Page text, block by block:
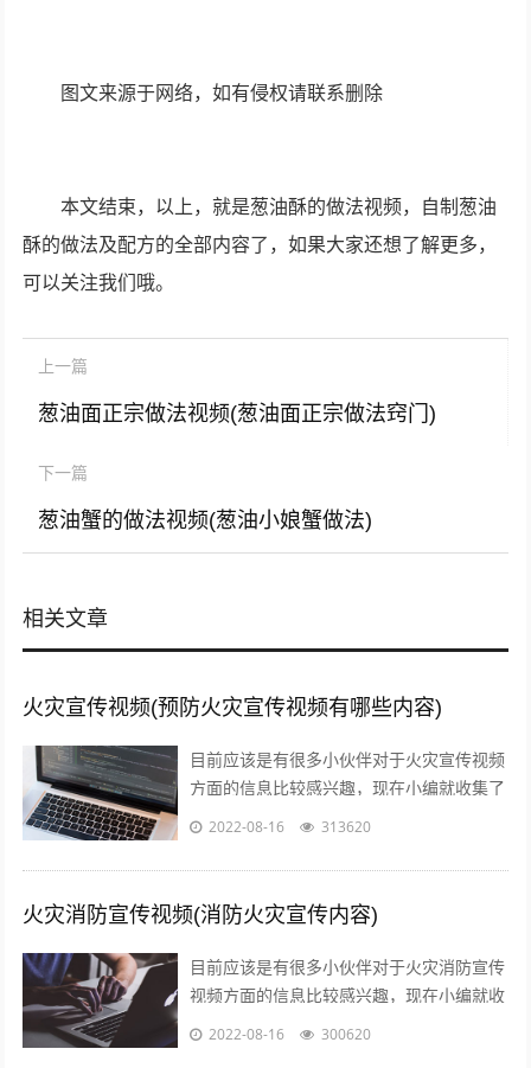
图文来源于网络，如有侵权请联系删除
本文结束，以上，就是葱油酥的做法视频，自制葱油
酥的做法及配方的全部内容了，如果大家还想了解更多，
可以关注我们哦。
上一篇
葱油面正宗做法视频(葱油面正宗做法窍门)
下一篇
葱油蟹的做法视频(葱油小娘蟹做法)
相关文章
火灾宣传视频(预防火灾宣传视频有哪些内容)
目前应该是有很多小伙伴对于火灾宣传视频
方面的信息比较感兴趣，现在小编就收集了
一些与预防火灾宣传视频有哪些内容相关的
2022-08-16 313620
火灾消防宣传视频(消防火灾宣传内容)
目前应该是有很多小伙伴对于火灾消防宣传
视频方面的信息比较感兴趣，现在小编就收
集了一些与消防火灾宣传内容相关的信息来
2022-08-16 300620